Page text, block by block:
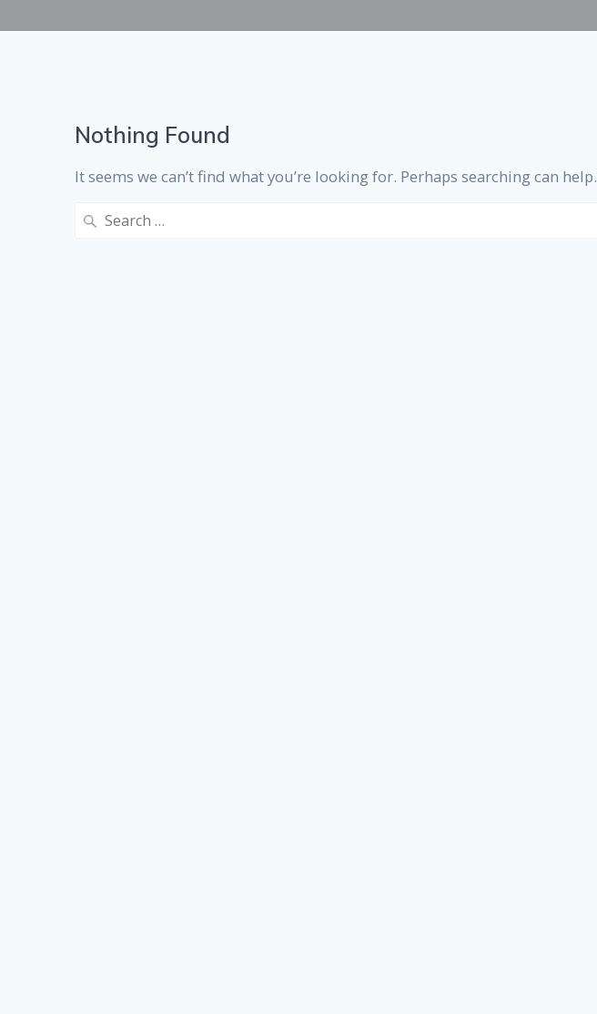
Nothing Found
It seems we can’t find what you’re looking for. Perhaps searching can help.
Search